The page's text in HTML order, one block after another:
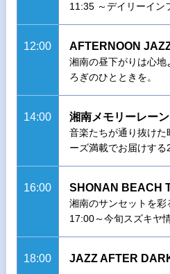
11:35 ～デイリーイン
12:00 AFTERNOON
湘南の昼下がりは心
ろぎのひとときを。
14:00 湘南メモリーレーン
音楽たちが通り抜けた
ーズ満載でお届けする
16:00 SHONAN BEACH
湘南のサンセットを彩
17:00～今旬スズキヤ
18:00 JAZZ AFTER